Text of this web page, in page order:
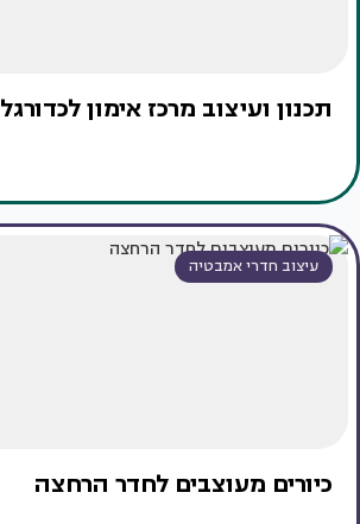
תכנון ועיצוב מרכז אימון לכדורגל
עיצוב חדרי אמבטיה
כיורים מעוצבים לחדר הרחצה